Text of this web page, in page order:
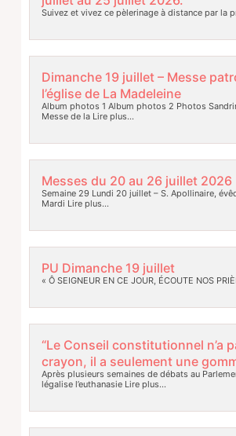
Suivez et vivez ce pèlerinage à distance par la
Dimanche 19 juillet – Messe
l’église de La Madeleine
Album photos 1 Album photos 2 Photos
Messe de laLire plus…
Messes du 20 au 26 juillet 2026
Semaine 29 Lundi 20 juillet – S. Apollinaire,
Mardi Lire plus…
PU Dimanche 19 juillet
« Ô SEIGNEUR EN CE JOUR, ÉCOUTE NOS
“Le Conseil constitutionnel n’a
crayon, il a seulement une
Après plusieurs semaines de débats au
légalise l’euthanasieLire plus…